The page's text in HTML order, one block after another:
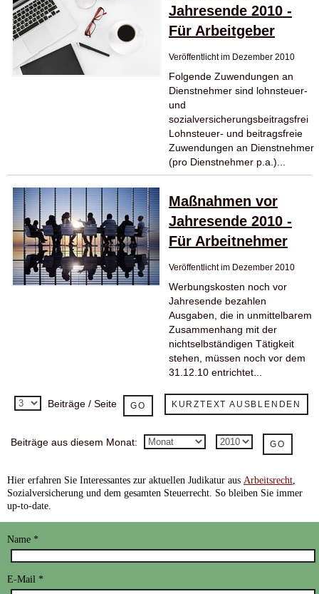
Jahresende 2010 -
Für Arbeitgeber
Veröffentlicht im Dezember 2010
Folgende Zuwendungen an
Dienstnehmer sind lohnsteuer-
und
sozialversicherungsbeitragsfrei
Lohnsteuer- und beitragsfreie
Zuwendungen an Dienstnehmer
(pro Dienstnehmer p.a.)...
Maßnahmen vor
Jahresende 2010 -
Für Arbeitnehmer
Veröffentlicht im Dezember 2010
Werbungskosten noch vor
Jahresende bezahlen
Ausgaben, die in unmittelbarem
Zusammenhang mit der
nichtselbständigen Tätigkeit
stehen, müssen noch vor dem
31.12.10 entrichtet...
Beiträge / Seite KURZTEXT AUSBLENDEN
Beiträge aus diesem Monat:
Hier erfahren Sie Interessantes zur aktuellen Judikatur aus Arbeitsrecht,
Sozialversicherung und dem gesamten Steuerrecht. So bleiben Sie immer
up-to-date.
Name *
E-Mail *